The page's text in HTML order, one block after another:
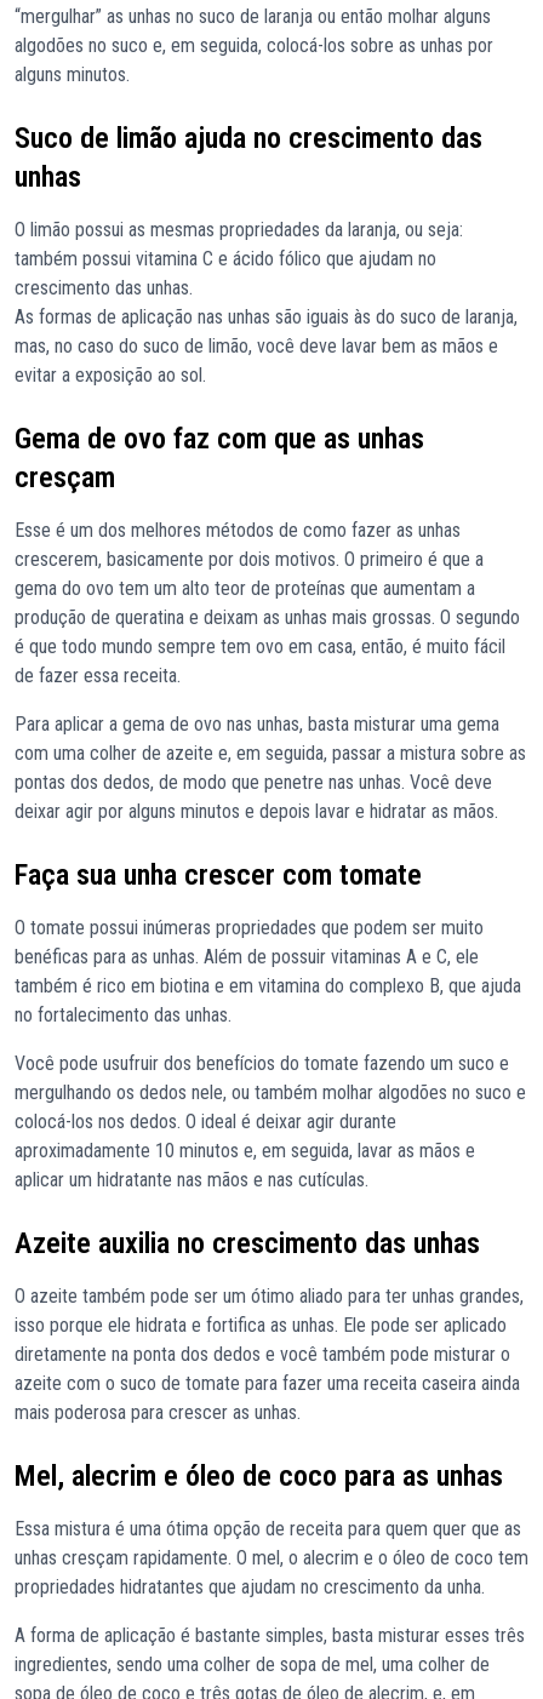
“mergulhar” as unhas no suco de laranja ou então molhar alguns
algodões no suco e, em seguida, colocá-los sobre as unhas por
alguns minutos.
Suco de limão ajuda no crescimento das
unhas
O limão possui as mesmas propriedades da laranja, ou seja:
também possui vitamina C e ácido fólico que ajudam no
crescimento das unhas.
As formas de aplicação nas unhas são iguais às do suco de laranja,
mas, no caso do suco de limão, você deve lavar bem as mãos e
evitar a exposição ao sol.
Gema de ovo faz com que as unhas
cresçam
Esse é um dos melhores métodos de como fazer as unhas
crescerem, basicamente por dois motivos. O primeiro é que a
gema do ovo tem um alto teor de proteínas que aumentam a
produção de queratina e deixam as unhas mais grossas. O segundo
é que todo mundo sempre tem ovo em casa, então, é muito fácil
de fazer essa receita.
Para aplicar a gema de ovo nas unhas, basta misturar uma gema
com uma colher de azeite e, em seguida, passar a mistura sobre as
pontas dos dedos, de modo que penetre nas unhas. Você deve
deixar agir por alguns minutos e depois lavar e hidratar as mãos.
Faça sua unha crescer com tomate
O tomate possui inúmeras propriedades que podem ser muito
benéficas para as unhas. Além de possuir vitaminas A e C, ele
também é rico em biotina e em vitamina do complexo B, que ajuda
no fortalecimento das unhas.
Você pode usufruir dos benefícios do tomate fazendo um suco e
mergulhando os dedos nele, ou também molhar algodões no suco e
colocá-los nos dedos. O ideal é deixar agir durante
aproximadamente 10 minutos e, em seguida, lavar as mãos e
aplicar um hidratante nas mãos e nas cutículas.
Azeite auxilia no crescimento das unhas
O azeite também pode ser um ótimo aliado para ter unhas grandes,
isso porque ele hidrata e fortifica as unhas. Ele pode ser aplicado
diretamente na ponta dos dedos e você também pode misturar o
azeite com o suco de tomate para fazer uma receita caseira ainda
mais poderosa para crescer as unhas.
Mel, alecrim e óleo de coco para as unhas
Essa mistura é uma ótima opção de receita para quem quer que as
unhas cresçam rapidamente. O mel, o alecrim e o óleo de coco tem
propriedades hidratantes que ajudam no crescimento da unha.
A forma de aplicação é bastante simples, basta misturar esses três
ingredientes, sendo uma colher de sopa de mel, uma colher de
sopa de óleo de coco e três gotas de óleo de alecrim, e, em